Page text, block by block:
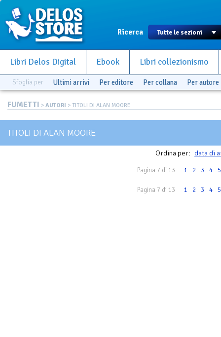
Ricerca
Libri Delos Digital Ebook Libri collezionismo
Sfoglia per Ultimi arrivi Per editore Per collana Per autore
FUMETTI > AUTORI > TITOLI DI ALAN MOORE
TITOLI DI ALAN MOORE
Ordina per: data di
Pagina 7 di 13 1 2 3 4 5
Pagina 7 di 13 1 2 3 4 5